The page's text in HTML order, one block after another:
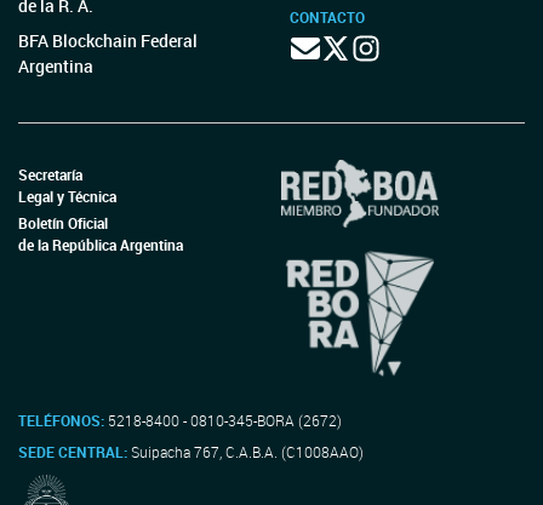
de la R. A.
BFA Blockchain Federal
Argentina
CONTACTO
Secretaría
Legal y Técnica
Boletín Oficial
de la República Argentina
TELÉFONOS: 5218-8400 - 0810-345-BORA (2672)
SEDE CENTRAL:Suipacha 767, C.A.B.A. (C1008AAO)